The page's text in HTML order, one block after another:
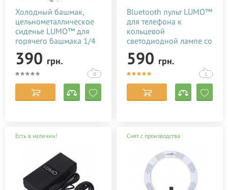
Холодный башмак,
цельнометаллическое
сиденье LUMO™ для
горячего башмака 1/4
дюйма
390 грн.
0
Bluetooth пульт LUMO™
для телефона к
кольцевой
светодиодной лампе со
штативом купить в
Киеве (Украине)
590 грн.
1
Есть в наличии! Снят с производства